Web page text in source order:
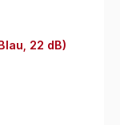
22 dB)